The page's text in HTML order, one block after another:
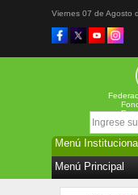
Viernes 07 de Agosto